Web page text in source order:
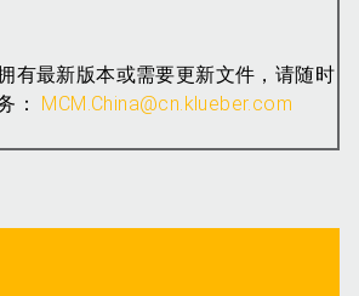
有最新版本或需要更新文件，请随时
： MCM.China@cn.klueber.com